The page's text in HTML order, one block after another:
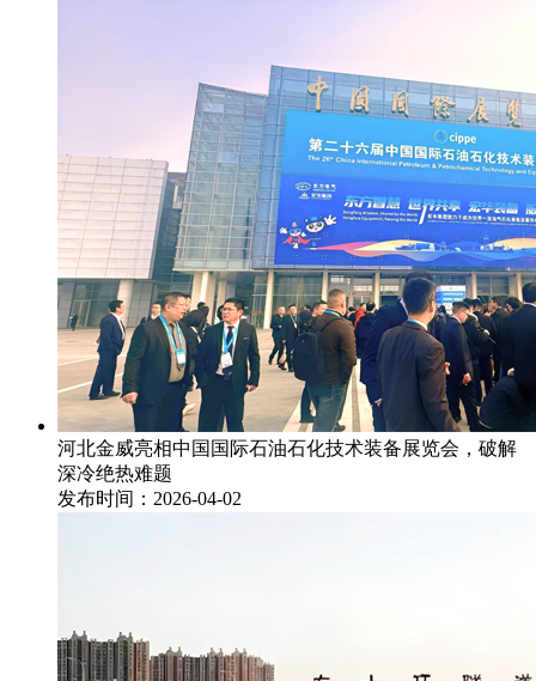
河北金威亮相中国国际石油石化技术装备展览会，破解
深冷绝热难题
发布时间：2026-04-02